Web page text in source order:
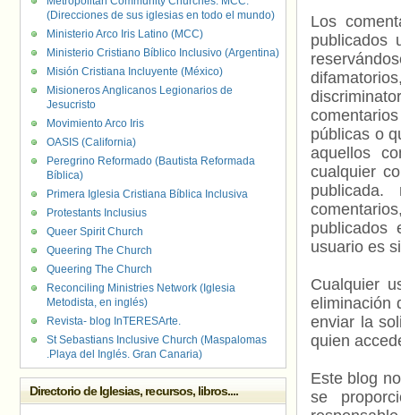
Los
publicados
públicas o
aquellos
cualquier
usuario es
Cualquier
eliminación
enviar la
quien
Este blog
se
(Direcciones de sus iglesias en todo el mundo)
Ministerio Arco Iris Latino (MCC)
Ministerio Cristiano Bíblico Inclusivo (Argentina)
Misión Cristiana Incluyente (México)
Misioneros Anglicanos Legionarios de
Jesucristo
Movimiento Arco Iris
OASIS (California)
Peregrino Reformado (Bautista Reformada
Bíblica)
Primera Iglesia Cristiana Bíblica Inclusiva
Protestants Inclusius
Queer Spirit Church
Queering The Church
Queering The Church
Reconciling Ministries Network (Iglesia
Metodista, en inglés)
Revista- blog InTERESArte.
St Sebastians Inclusive Church (Maspalomas
.Playa del Inglés. Gran Canaria)
Directorio de Iglesias, recursos, libros....